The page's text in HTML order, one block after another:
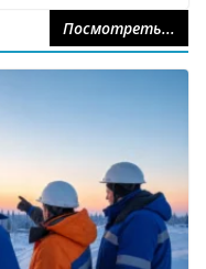
Посмотреть...